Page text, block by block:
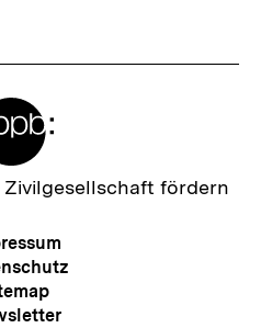
Zivilgesellschaft fördern
Meta-
Navigation